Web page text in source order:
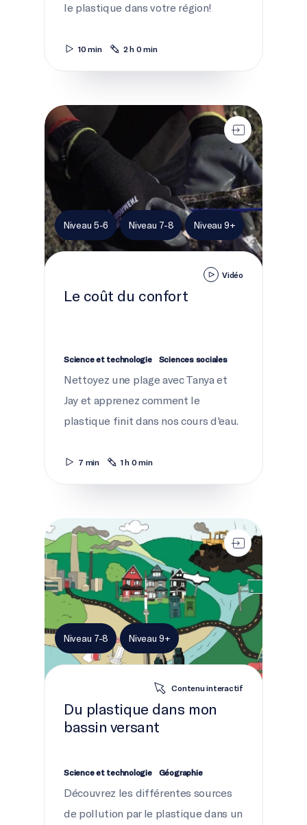
le plastique dans votre région!
10 min 2 h 0 min
Le coût du confort
Niveau 5-6 Niveau 7-8 Niveau 9+
Vidéo
Le coût du confort
Science et technologie Sciences sociales
Nettoyez une plage avec Tanya et
Jay et apprenez comment le
plastique finit dans nos cours d'eau.
7 min 1 h 0 min
Du plastique dans mon bassin versant
Niveau 7-8 Niveau 9+
Contenu interactif
Du plastique dans mon
bassin versant
Science et technologie Géographie
Découvrez les différentes sources
de pollution par le plastique dans un